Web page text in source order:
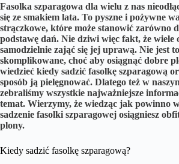
Fasolka szparagowa dla wielu z nas
się ze smakiem lata. To pyszne i pożywne
strączkowe, które może stanowić zarówno
podstawę dań. Nie dziwi więc fakt, że wiele
samodzielnie zająć się jej uprawą. Nie jest
skomplikowane, choć aby osiągnąć dobre
wiedzieć kiedy sadzić fasolkę szparagową
sposób ją pielęgnować. Dlatego też w
zebraliśmy wszystkie najważniejsze
temat. Wierzymy, że wiedząc jak powinno
sadzenie fasolki szparagowej osiągniesz
plony.
Kiedy sadzić fasolkę szparagową?